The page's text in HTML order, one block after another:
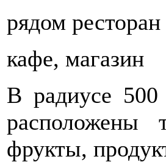
рядом
кафе, магазин
В радиусе
расположены
фрукты,